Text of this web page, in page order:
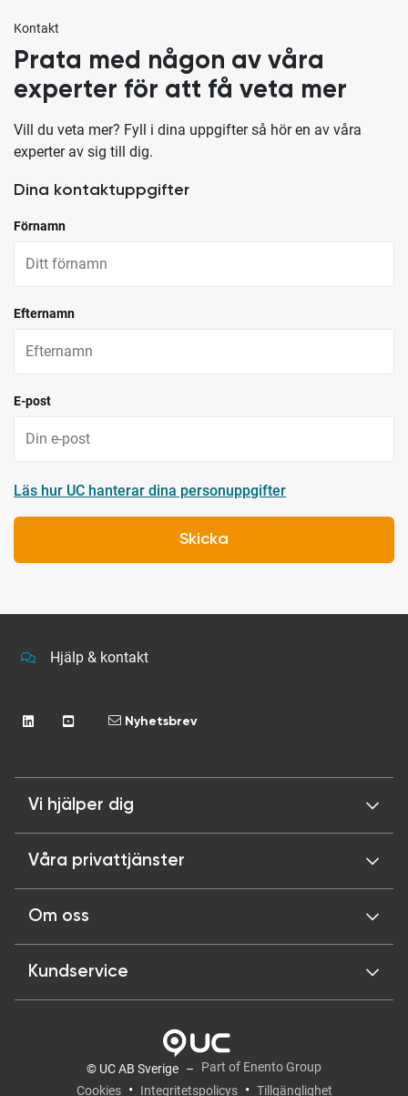
Kontakt
Prata med någon av våra
experter för att få veta mer
Vill du veta mer? Fyll i dina uppgifter så hör en av våra
experter av sig till dig.
Dina kontaktuppgifter
Förnamn
Efternamn
E-post
Läs hur UC hanterar dina personuppgifter
Skicka
Hjälp & kontakt
Nyhetsbrev
Vi hjälper dig
Våra privattjänster
Om oss
Kundservice
© UC AB Sverige
Part of Enento Group
Cookies
Integritetspolicys Tillgänglighet